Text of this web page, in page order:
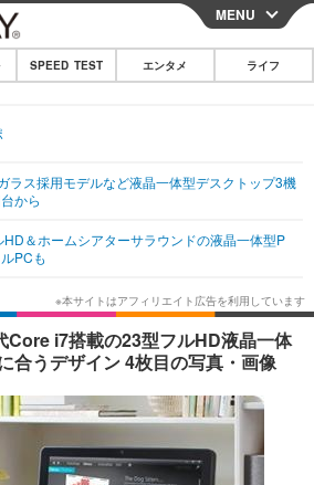
CLOSE
その他
韓国・芸能
スポーツ
グルメ
ショッピング
MENU
SPEED TEST エンタメ ライフ
ラス採用モデルなど液晶一体型デスクトップ3機
から
＆ホームシアターサラウンドの液晶一体型P
PCも
Core i7搭載の23型フルHD液晶一体
うデザイン 4枚目の写真・画像